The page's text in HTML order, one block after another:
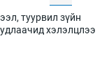
туурвил зүйн
хэлэлцлээ